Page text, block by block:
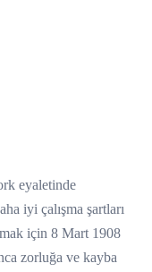
eyaletinde
iyi çalışma şartları
için 8 Mart 1908
zorluğa ve kayba